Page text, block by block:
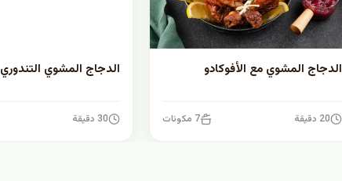
الدجاج المشوي مع الأفوكادو
20 دقيقة 7 مكونات
الدجاج المشوي التندوري
30 دقيقة